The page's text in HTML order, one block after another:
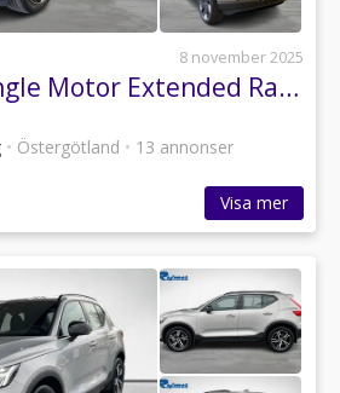
8 november 2025
Volvo Ex30 Single Motor Extended Range Plus
• Östergötland • 13 annonser
Visa mer